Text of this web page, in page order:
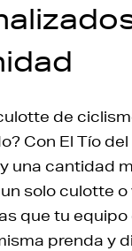
de
Con El Tío
una cantidad
solo culotte
que tu
prenda y